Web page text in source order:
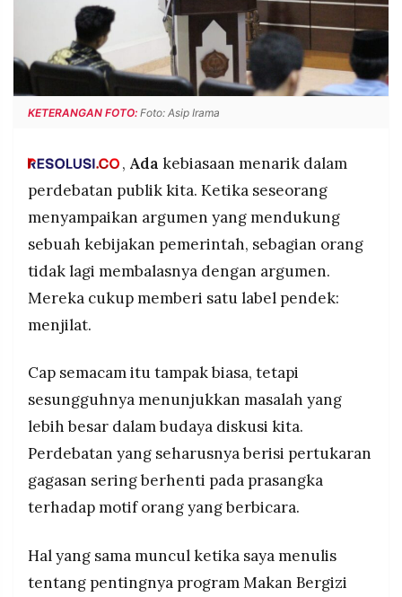
WARGA
INFORMASI
IKLAN TULISAN
PENGADUAN TERM
OF
IKUTI
©
RESOLUSI
PRAMUDITA
Resolusi.co
RESOLUSI
KETERANGAN FOTO: Foto: Asip Irama
, Ada kebiasaan menarik dalam
perdebatan publik kita. Ketika seseorang
menyampaikan argumen yang mendukung
sebuah kebijakan pemerintah, sebagian orang
tidak lagi membalasnya dengan argumen.
Mereka cukup memberi satu label pendek:
menjilat.
Cap semacam itu tampak biasa, tetapi
sesungguhnya menunjukkan masalah yang
lebih besar dalam budaya diskusi kita.
Perdebatan yang seharusnya berisi pertukaran
gagasan sering berhenti pada prasangka
terhadap motif orang yang berbicara.
Hal yang sama muncul ketika saya menulis
tentang pentingnya program Makan Bergizi